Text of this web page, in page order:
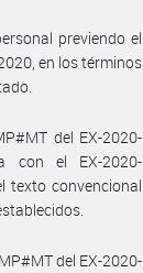
previendo el
en los términos
del EX-2020-
con el EX-2020-
texto convencional
del EX-2020-